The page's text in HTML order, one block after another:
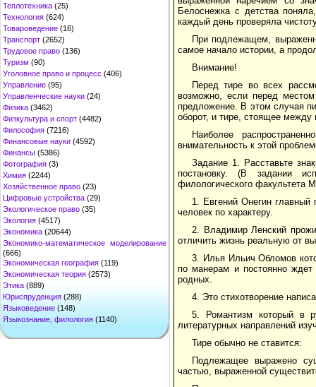
Теплотехника (25)
Технология (624)
Товароведение (16)
Транспорт (2652)
Трудовое право (136)
Туризм (90)
Уголовное право и процесс (406)
Управление (95)
Управленческие науки (24)
Физика (3462)
Физкультура и спорт (4482)
Философия (7216)
Финансовые науки (4592)
Финансы (5386)
Фотография (3)
Химия (2244)
Хозяйственное право (23)
Цифровые устройства (29)
Экологическое право (35)
Экология (4517)
Экономика (20644)
Экономико-математическое моделирование
(666)
Экономическая география (119)
Экономическая теория (2573)
Этика (889)
Юриспруденция (288)
Языковедение (148)
Языкознание, филология (1140)
Белоснежка с детства
каждый день проверяла
При подлежащем,
самое начало истории, а
Внимание!
Перед тире во всех
возможно, если перед местом
предложение. В этом случая
оборот, и тире, стоящее
Наиболее
внимательность к этой
Задание 1. Расставьте
постановку. (В задании
филологического факультета
1. Евгений Онегин
человек по характеру.
2. Владимир Ленский
отличить жизнь реальную от
3. Илья Ильич Обломов
по манерам и постоянно
родных.
4. Это стихотворение
5. Романтизм который в
литературных направлений
Тире обычно не ставится:
Подлежащее выражено
частью, выраженной